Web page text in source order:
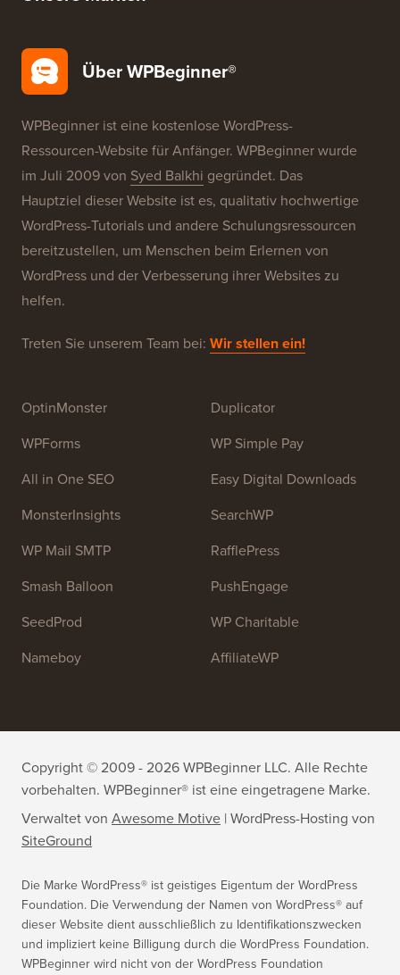
Kostenlose Blog-Einrichtung
Unsere Marken
Über WPBeginner®
WPBeginner ist eine kostenlose WordPress-
Ressourcen-Website für Anfänger. WPBeginner wurde
Hauptziel dieser Website ist es, qualitativ hochwertige
WordPress und der Verbesserung ihrer Websites zu
helfen.
Treten Sie unserem Team bei: Wir stellen ein!
OptinMonster
WPForms
All in One SEO
WP Mail SMTP
Smash Balloon
SeedProd
Nameboy
Duplicator
WP Simple Pay
Easy Digital Downloads
RafflePress
PushEngage
WP Charitable
Copyright © 2009 - 2026 WPBeginner LLC. Alle Rechte
vorbehalten. WPBeginner® ist eine eingetragene Marke.